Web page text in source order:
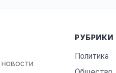
РУБРИКИ
Политика